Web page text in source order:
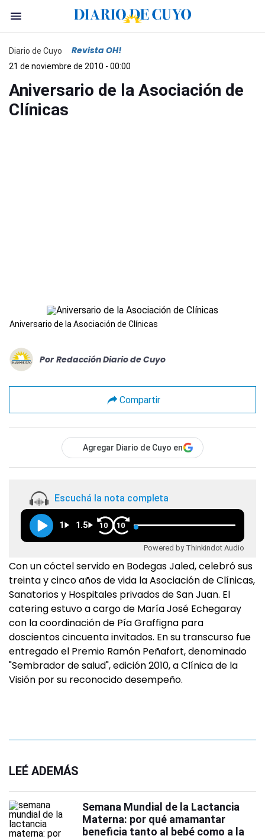
Diario de Cuyo Revista OH!
21 de noviembre de 2010 - 00:00
Aniversario de la Asociación de
Clínicas
Aniversario de la Asociación de Clínicas
Por Redacción Diario de Cuyo
Compartir
Agregar Diario de Cuyo en
Escuchá la nota completa
1 1.5 10 10
Powered by Thinkindot Audio
Con un cóctel servido en Bodegas Jaled, celebró sus
treinta y cinco años de vida la Asociación de Clínicas,
Sanatorios y Hospitales privados de San Juan. El
catering estuvo a cargo de María José Echegaray
con la coordinación de Pía Graffigna para
doscientos cincuenta invitados. En su transcurso fue
entregado el Premio Ramón Peñafort, denominado
"Sembrador de salud", edición 2010, a Clínica de la
Visión por su reconocido desempeño.
LEÉ ADEMÁS
Semana Mundial de la Lactancia
Materna: por qué amamantar
beneficia tanto al bebé como a la